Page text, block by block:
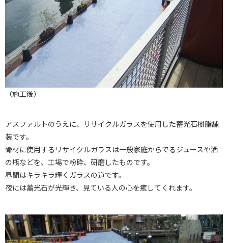
（施工後）
アスファルトのうえに、リサイクルガラスを使用した蓄光石樹脂舗
装です。
骨材に使用するリサイクルガラスは一般家庭からでるジュースや酒
の瓶などを、工場で粉砕、研磨したものです。
昼間はキラキラ輝くガラスの道です。
夜には蓄光石が光輝き、見ている人の心を癒してくれます。